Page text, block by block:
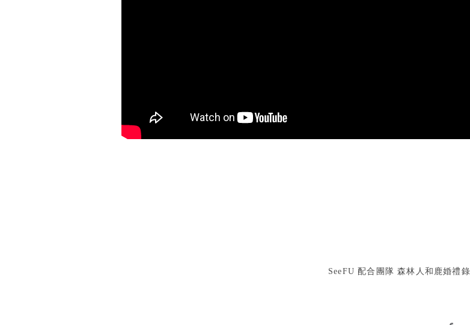
SeeFU 配合團隊 森林人和鹿婚禮